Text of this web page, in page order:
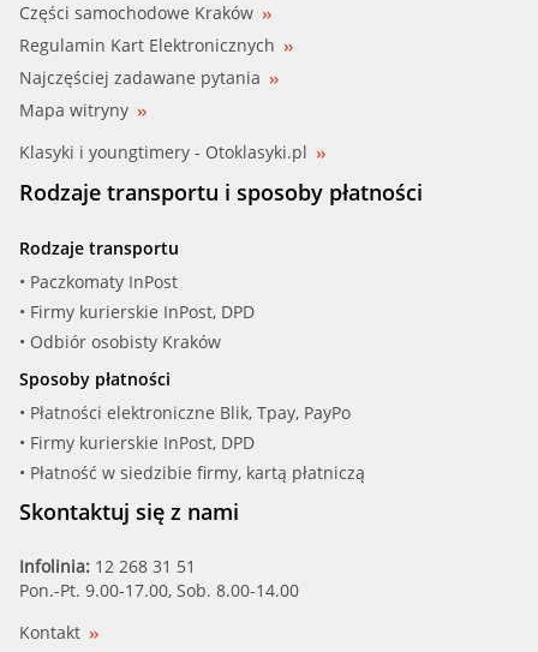
Części samochodowe Kraków
Regulamin Kart Elektronicznych
Najczęściej zadawane pytania
Mapa witryny
Klasyki i youngtimery - Otoklasyki.pl
Rodzaje transportu i sposoby płatności
Rodzaje transportu
• Paczkomaty InPost
• Firmy kurierskie InPost, DPD
• Odbiór osobisty Kraków
Sposoby płatności
• Płatności elektroniczne Blik, Tpay, PayPo
• Firmy kurierskie InPost, DPD
• Płatność w siedzibie firmy, kartą płatniczą
Skontaktuj się z nami
Infolinia: 12 268 31 51
Pon.-Pt. 9.00-17.00, Sob. 8.00-14.00
Kontakt